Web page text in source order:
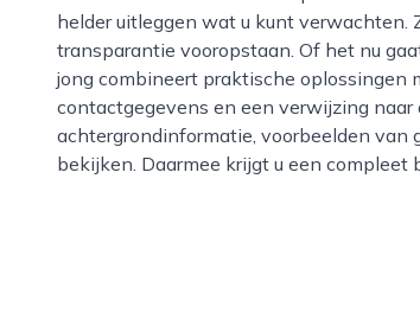
helder uitleggen wat u kunt
transparantie vooropstaan. Of het nu
jong combineert praktische oplossingen
contactgegevens en een verwijzing
achtergrondinformatie, voorbeelden van
bekijken. Daarmee krijgt u een